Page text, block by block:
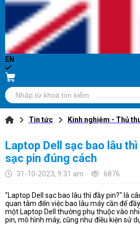
EN
Tin tức Kinh nghiệm - Thủ
Laptop Dell sạc bao lâu
sạc pin đúng cách
31-10-2023, 9:31 am 6876
"Laptop Dell sạc bao lâu thì đầy pin?" là
quan tâm đến việc bao lâu máy cần để
một Laptop Dell thường phụ thuộc vào
pin, mô hình máy, cũng như điều kiện sử